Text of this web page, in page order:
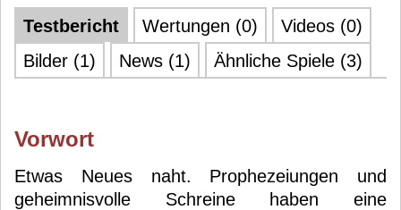
Testbericht Wertungen (0)
Videos (0)
Bilder (1)
News (1) Ähnliche Spiele (3)
Vorwort
Etwas Neues naht. Prophezeiungen und
geheimnisvolle Schreine haben eine